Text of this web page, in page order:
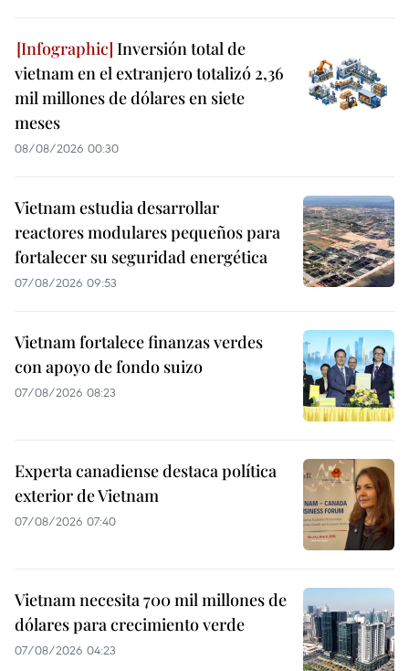
Inversión total de
vietnam en el extranjero totalizó 2,36
mil millones de dólares en siete
meses
08/08/2026 00:30
Vietnam estudia desarrollar
reactores modulares pequeños para
fortalecer su seguridad energética
07/08/2026 09:53
Vietnam fortalece finanzas verdes
con apoyo de fondo suizo
07/08/2026 08:23
Experta canadiense destaca política
exterior de Vietnam
07/08/2026 07:40
Vietnam necesita 700 mil millones de
dólares para crecimiento verde
07/08/2026 04:23